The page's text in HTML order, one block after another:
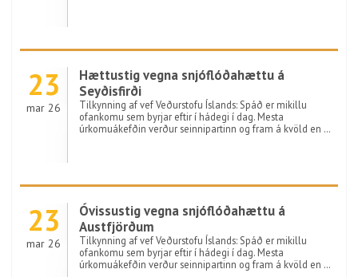
23
mar 26
Hættustig vegna snjóflóðahættu á
Seyðisfirði
Tilkynning af vef Veðurstofu Íslands: Spáð er mikillu
ofankomu sem byrjar eftir í hádegi í dag. Mesta
úrkomuákefðin verður seinnipartinn og fram á kvöld en …
23
mar 26
Óvissustig vegna snjóflóðahættu á
Austfjörðum
Tilkynning af vef Veðurstofu Íslands: Spáð er mikillu
ofankomu sem byrjar eftir í hádegi í dag. Mesta
úrkomuákefðin verður seinnipartinn og fram á kvöld en …